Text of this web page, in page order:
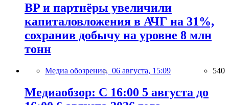
BP и партнёры увеличили
капиталовложения в АЧГ на 31%,
сохранив добычу на уровне 8 млн
тонн
Медиа обозрение, 06 августа, 15:09 540
Медиаобзор: С 16:00 5 августа до